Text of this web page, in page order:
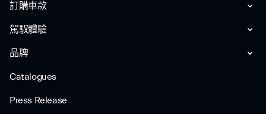
訂購車款
駕馭體驗
品牌
Catalogues
Press Release